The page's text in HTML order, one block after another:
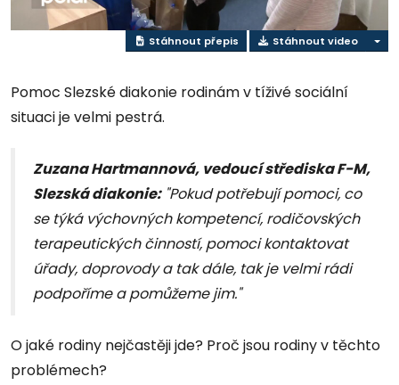
Stáhnout přepis Stáhnout video
Pomoc Slezské diakonie rodinám v tíživé sociální
situaci je velmi pestrá.
Zuzana Hartmannová, vedoucí střediska F-M,
Slezská diakonie:"Pokud potřebují pomoci, co
se týká výchovných kompetencí, rodičovských
terapeutických činností, pomoci kontaktovat
úřady, doprovody a tak dále, tak je velmi rádi
podpoříme a pomůžeme jim."
O jaké rodiny nejčastěji jde? Proč jsou rodiny v těchto
problémech?